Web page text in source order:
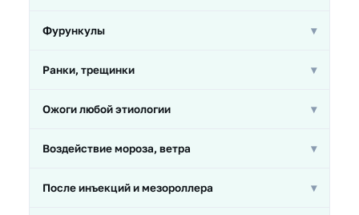
Ускоряет регенерацию повреждённых участков
Фурункулы ▾
Способствует заживлению после вскрытия гнойных
Ранки, трещинки ▾
Ускоряет заживление мелких повреждений кожи
Ожоги любой этиологии ▾
Помогает восстановить кожу после термических,
Воздействие мороза, ветра ▾
Восстанавливает кожу, повреждённую
После инъекций и мезороллера ▾